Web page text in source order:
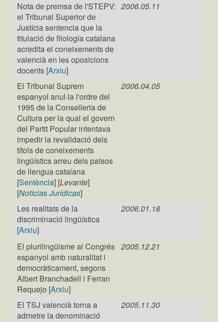
Nota de premsa de l'STEPV:
el Tribunal Superior de
Justícia sentencia que la
titulació de filologia catalana
acredita el coneixements de
valencià en les oposicions
docents [Arxiu]
2006.05.11
El Tribunal Suprem
espanyol anul·la l'ordre del
1995 de la Conselleria de
Cultura per la qual el govern
del Partit Popular intentava
impedir la revalidació dels
títols de coneixements
lingüístics arreu dels països
de llengua catalana
[Sentència] [Levante]
[Notícias Jurídicas]
2006.04.05
Les realitats de la
discriminació lingüística
[Arxiu]
2006.01.18
El plurilingüisme al Congrés
espanyol amb naturalitat i
democràticament, segons
Albert Branchadell i Ferran
Requejo [Arxiu]
2005.12.21
El TSJ valencià torna a
admetre la denominació
2005.11.30